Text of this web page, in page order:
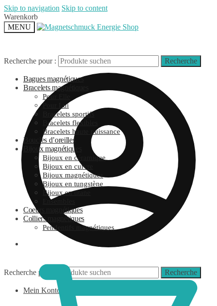
Skip to navigation Skip to content
Warenkorb
MENU
Recherche pour : Recherche
Mein Konto
Recherche pour : Recherche
Bagues magnétiques
Bracelets magnétiques
Pour Elle
Pour Lui
Bracelets sportifs
Bracelets flexibles
Bracelets haute puissance
Boucles d’oreilles
Bijoux magnétiques
Bijoux en céramique
Bijoux en cuivre
Bijoux magnétiques
Bijoux en tungstène
Bijoux en titane
Ensembles
Coeurs magnétiques
Colliers magnétiques
Pendentifs magnétiques